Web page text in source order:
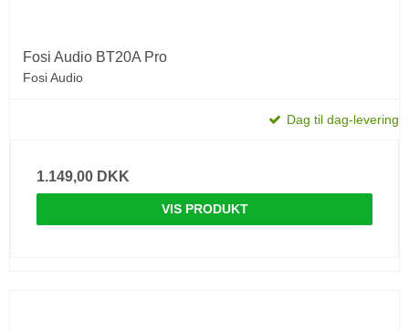
Fosi Audio BT20A Pro
Fosi Audio
Dag til dag-levering
1.149,00 DKK
VIS PRODUKT